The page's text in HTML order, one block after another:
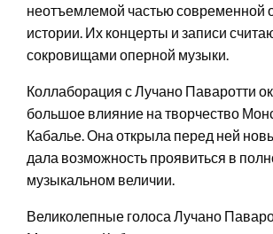
неотъемлемой частью современной
истории. Их концерты и записи
сокровищами оперной музыки.
Коллаборация с Лучано Паваротти
большое влияние на творчество
Кабалье. Она открыла перед ней
дала возможность проявиться в
музыкальном величии.
Великолепные голоса Лучано